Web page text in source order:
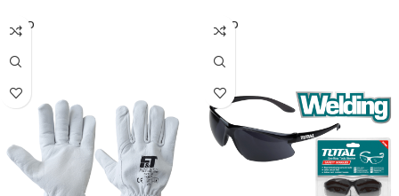
SOLD
OUT
SOLD
OUT